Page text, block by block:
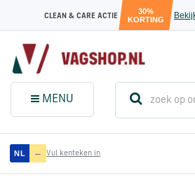
CLEAN & CARE ACTIE
30%
KORTING
MENU
Menu (Sluit dit
menuvenster)
Audi
onderdelen
NL — Vul kenteken in